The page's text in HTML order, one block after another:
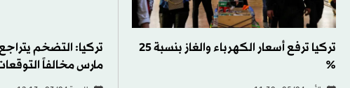
الاقتصاد
تركيا تضحي بـ30 مليار دولار في 21 يوماً
لإنقاذ الليرة من تداعيات حرب إيران